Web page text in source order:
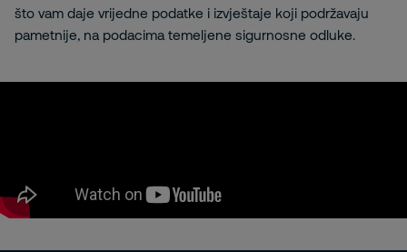
što vam daje vrijedne podatke i izvještaje koji podržavaju
pametnije, na podacima temeljene sigurnosne odluke.